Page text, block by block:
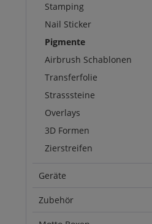
Stamping
Nail Sticker
Pigmente
Airbrush Schablonen
Transferfolie
Strasssteine
Overlays
3D Formen
Zierstreifen
Geräte
Zubehör